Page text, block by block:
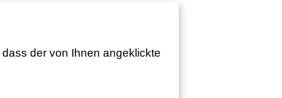
der von Ihnen angeklickte